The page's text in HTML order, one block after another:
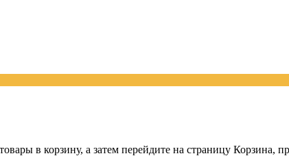
в корзину, а затем перейдите на страницу Корзина,